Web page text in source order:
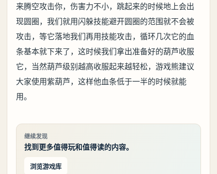
来腾空攻击你，伤害力不小，跳起来的时候地上会出
现圆圈，我们就用闪躲技能避开圆圈的范围就不会被
攻击，等它落地我们再用技能攻击，循环几次它的血
条基本就下来了，这时候我们拿出准备好的葫芦收服
它，当然葫芦级别越高收服起来越轻松，游戏熊建议
大家使用紫葫芦，这样他血条低于一半的时候就能
用。
继续发现
找到更多值得玩和值得读的内容。
浏览游戏库